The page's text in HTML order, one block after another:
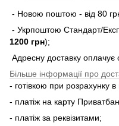
- Новою поштою - від 80
- Укрпоштою Стандарт/
1200 грн);
Адресну доставку оплачує
Більше інформації про
- готівкою при розрахунку в
- платіж на карту
- платіж за реквізитами;